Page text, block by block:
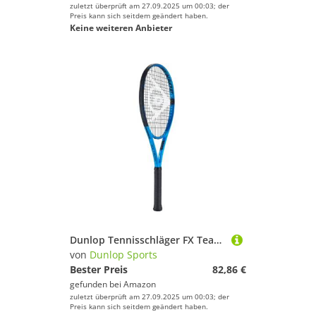
zuletzt überprüft am 27.09.2025 um 00:03; der
Preis kann sich seitdem geändert haben.
Keine weiteren Anbieter
Dunlop Tennisschläger FX Team 285, Blau, Grip Size 1
von Dunlop Sports
Bester Preis
82,86 €
gefunden bei Amazon
zuletzt überprüft am 27.09.2025 um 00:03; der
Preis kann sich seitdem geändert haben.